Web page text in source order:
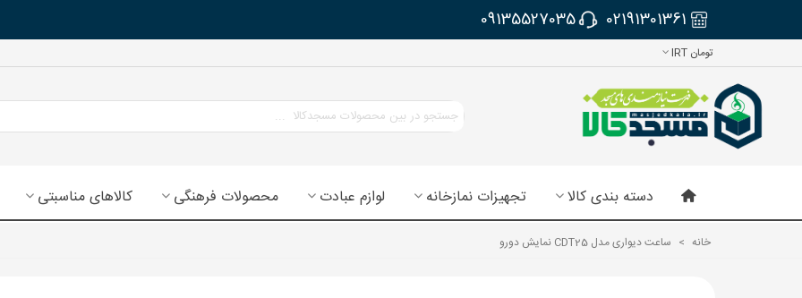
02191301361
09135527035
تومان IRT
دسته بندی کالا تجهیزات نمازخانه لوازم عبادت محصولات فرهنگی کالاهای مناسبتی
خانه > ساعت دیواری مدل CDT25 نمایش دورو